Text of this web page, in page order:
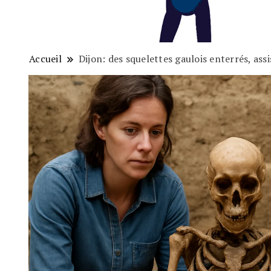
Accueil Dijon: des squelettes gaulois enterrés,